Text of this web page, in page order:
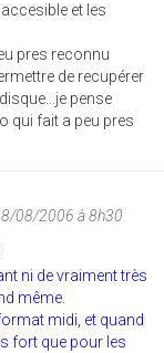
et les
pres reconnu
de recupérer
pense
qui fait a peu pres
08/2006 à 8h30
ni de vraiment très
même.
midi, et quand
fort que pour les